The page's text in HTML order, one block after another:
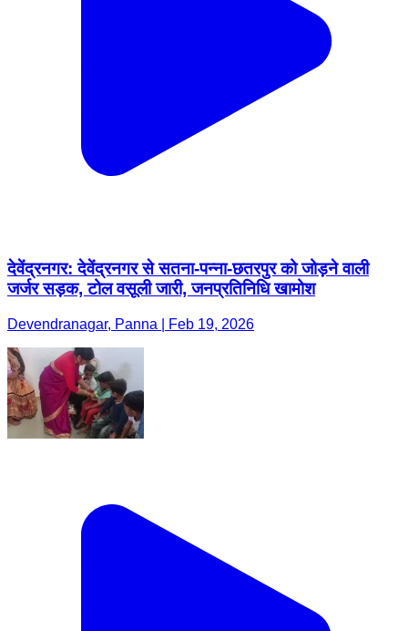
देवेंद्रनगर: देवेंद्रनगर से सतना-पन्ना-छतरपुर को जोड़ने वाली
जर्जर सड़क, टोल वसूली जारी, जनप्रतिनिधि खामोश
Devendranagar, Panna | Feb 19, 2026